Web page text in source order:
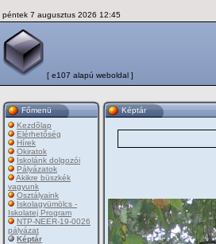
péntek 7 augusztus 2026 12:45
[ e107 alapú weboldal ]
Főmenü
Kezdõlap
Elérhetőség
Hírek
Okiratok
Iskolánk dolgozói
Pályázatok
Akikre büszkék
vagyunk
Osztályaink
Iskolagyümölcs -
Iskolatej Program
NTP-NEER-19-0026
pályázat
Képtár
Képtár